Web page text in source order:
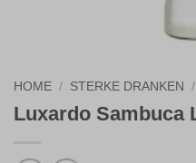
HOME / STERKE DRANKEN /
Luxardo Sambuca